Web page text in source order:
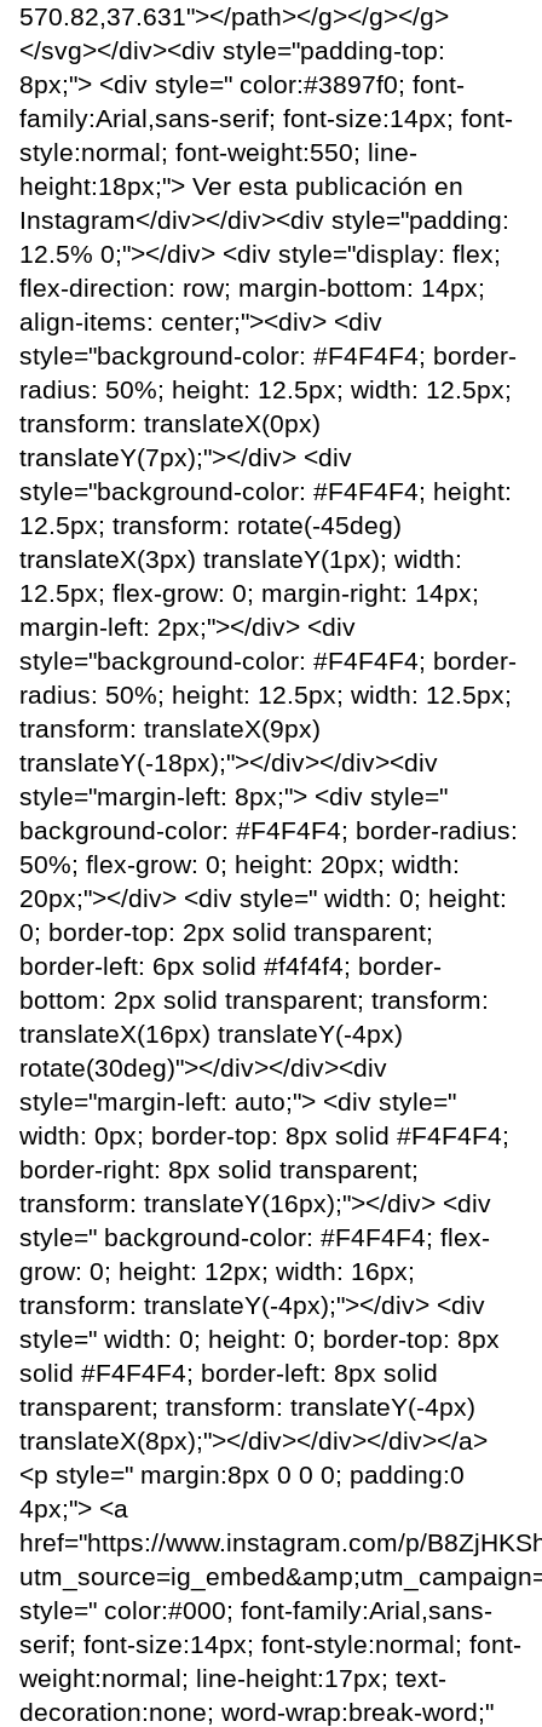
570.82,37.631"></path></g></g></g>
</svg></div><div style="padding-top:
8px;"> <div style=" color:#3897f0; font-
family:Arial,sans-serif; font-size:14px; font-
style:normal; font-weight:550; line-
height:18px;"> Ver esta publicación en
Instagram</div></div><div style="padding:
12.5% 0;"></div> <div style="display: flex;
flex-direction: row; margin-bottom: 14px;
align-items: center;"><div> <div
style="background-color: #F4F4F4; border-
radius: 50%; height: 12.5px; width: 12.5px;
transform: translateX(0px)
translateY(7px);"></div> <div
style="background-color: #F4F4F4; height:
12.5px; transform: rotate(-45deg)
translateX(3px) translateY(1px); width:
12.5px; flex-grow: 0; margin-right: 14px;
margin-left: 2px;"></div> <div
style="background-color: #F4F4F4; border-
radius: 50%; height: 12.5px; width: 12.5px;
transform: translateX(9px)
translateY(-18px);"></div></div><div
style="margin-left: 8px;"> <div style="
background-color: #F4F4F4; border-radius:
50%; flex-grow: 0; height: 20px; width:
20px;"></div> <div style=" width: 0; height:
0; border-top: 2px solid transparent;
border-left: 6px solid #f4f4f4; border-
bottom: 2px solid transparent; transform:
translateX(16px) translateY(-4px)
rotate(30deg)"></div></div><div
style="margin-left: auto;"> <div style="
width: 0px; border-top: 8px solid #F4F4F4;
border-right: 8px solid transparent;
transform: translateY(16px);"></div> <div
style=" background-color: #F4F4F4; flex-
grow: 0; height: 12px; width: 16px;
transform: translateY(-4px);"></div> <div
style=" width: 0; height: 0; border-top: 8px
solid #F4F4F4; border-left: 8px solid
transparent; transform: translateY(-4px)
translateX(8px);"></div></div></div></a>
<p style=" margin:8px 0 0 0; padding:0
4px;"> <a
href="https://www.instagram.com/p/
style=" color:#000; font-family:Arial,sans-
serif; font-size:14px; font-style:normal; font-
weight:normal; line-height:17px; text-
decoration:none; word-wrap:break-word;"